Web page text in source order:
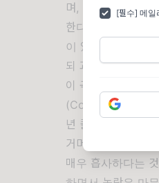
[필수] 메일
며, 기타 거장 중의
한다. <If I Could
이 있다. 8비트 드
되 과하지 않다.
이 곡을 말할 때 빼
(Coldplay)의
년 콜드플레이가
거머쥐었는데, 다
매우 흡사하다는